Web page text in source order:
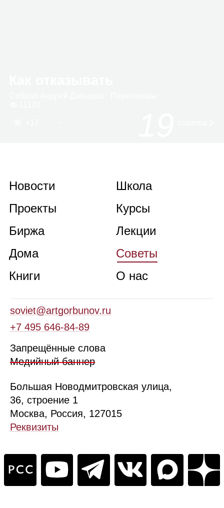
Новости
Проекты
Биржа
Дома
Книги
Школа
Курсы
Лекции
Советы
О нас
soviet@artgorbunov.ru
+7 495 646‑84‑89
Запрещённые слова
Медийный баннер
Большая Новодмитровская улица,
36, строение 1
Москва, Россия, 127015
Реквизиты